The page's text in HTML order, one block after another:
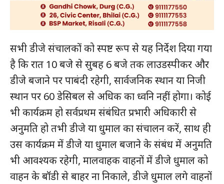
सभी डीजे संचालकों को स्पष्ट रूप से यह निर्देश दिया गया
है कि रात 10 बजे से सुबह 6 बजे तक लाउडस्पीकर और
डीजे बजाने पर पाबंदी रहेगी, सार्वजनिक स्थान या निजी
स्थान पर 60 डेसिबल से अधिक का ध्वनि नहीं होगा। कोई
भी कार्यक्रम हो सर्वप्रथम संबंधित प्रभारी अधिकारी से
अनुमति हो तभी डीजे या धुमाल का संचालन करें, साथ ही
उस कार्यक्रम में डीजे या धुमाल बजाने के संबंध में अनुमति
भी आवश्यक रहेगी, मालवाहक वाहनों में डीजे धुमाल को
वाहन के बॉडी से बाहर ना निकाले, डीजे धुमाल लगे वाहनों